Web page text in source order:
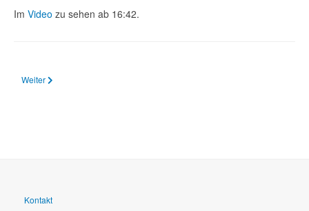
Im Video zu sehen ab 16:42.
Nächster Beitrag: 27.06.2024 Zur Sache Rheinland-Pfalz vom 27.6.2024
Weiter
Kontakt